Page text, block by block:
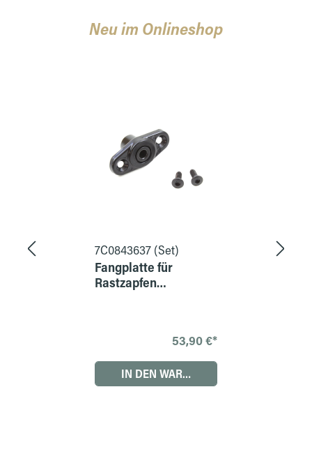
Neu im Onlineshop
7C0843637 (Set)
Fangplatte für
Rastzapfen
53,90 €*
IN DEN WARENKORB